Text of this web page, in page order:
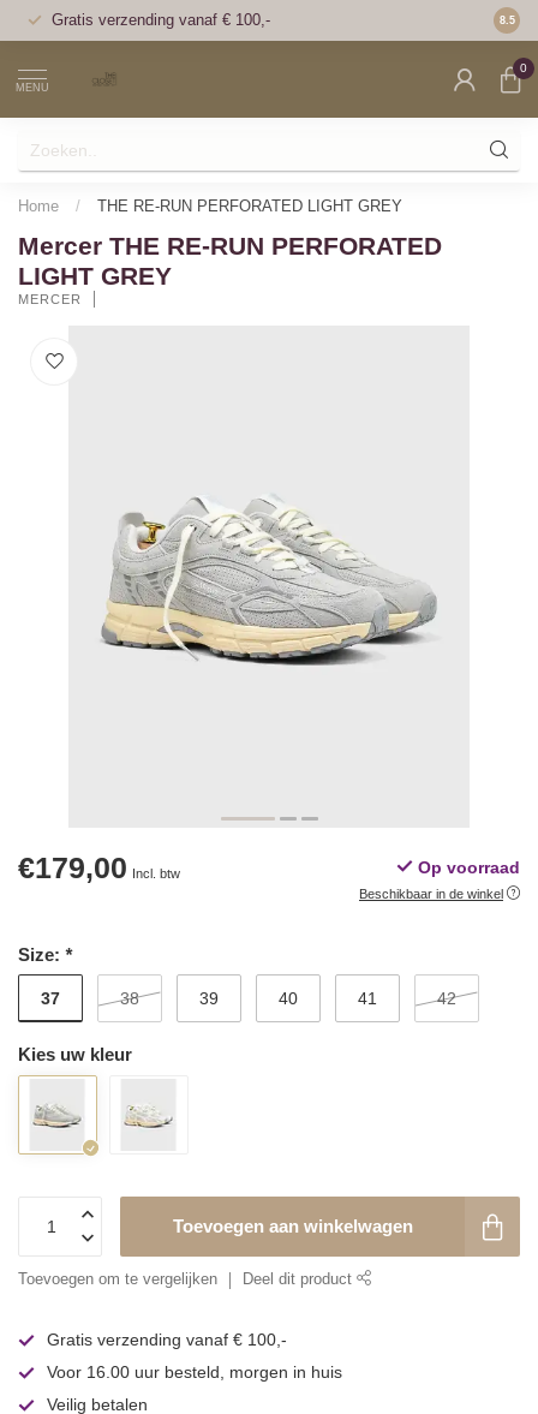
Gratis verzending vanaf € 100,- Voor
8.5
MENU
0
Home / THE RE-RUN PERFORATED LIGHT GREY
Mercer THE RE-RUN PERFORATED
LIGHT GREY
MERCER
€179,00 Incl. btw Op voorraad
Beschikbaar in de winkel
Size: *
37 38 39 40 41 42
Kies uw kleur
Toevoegen aan winkelwagen
Toevoegen om te vergelijken Deel dit product
Gratis verzending vanaf € 100,-
Voor 16.00 uur besteld, morgen in huis
Veilig betalen